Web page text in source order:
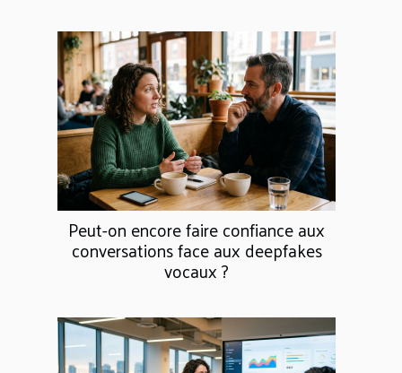
Peut-on encore faire confiance aux
conversations face aux deepfakes
vocaux ?